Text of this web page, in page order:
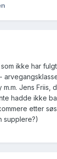
ikke har
Jens Friis,
hadde ikke
etter
supplere?)